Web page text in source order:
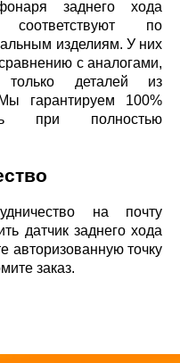
заднего хода
по
изделиям. У них
с аналогами,
только деталей из
гарантируем 100%
при полностью
на почту
датчик заднего хода
авторизованную точку
заказ.